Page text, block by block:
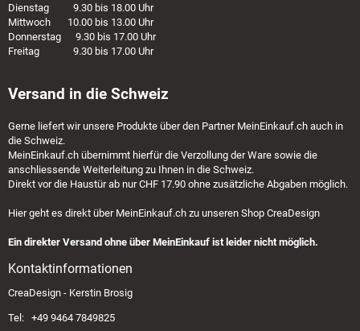
Dienstag 9.30 bis 18.00 Uhr
Mittwoch 10.00 bis 13.00 Uhr
Donnerstag 9.30 bis 17.00 Uhr
Freitag 9.30 bis 17.00 Uhr
Versand in die Schweiz
Gerne liefert wir unsere Produkte über den Partner MeinEinkauf.ch auch in
die Schweiz.
MeinEinkauf.ch übernimmt hierfür die Verzollung der Ware sowie die
anschliessende Weiterleitung zu Ihnen in die Schweiz.
Direkt vor die Haustür ab nur CHF 17.90 ohne zusätzliche Abgaben möglich.
Hier geht es direkt über MeinEinkauf.ch zu unseren Shop CreaDesign
Ein direkter Versand ohne über MeinEinkauf ist leider nicht möglich.
Kontaktinformationen
CreaDesign - Kerstin Brosig
Tel: +49 9464 7849825